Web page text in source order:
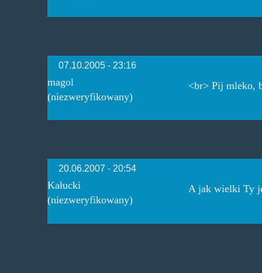
07.10.2005 - 23:16
magol
(niezweryfikowany)
<br> Pij mleko,
20.06.2007 - 20:54
Kałucki
(niezweryfikowany)
A jak wielki Ty